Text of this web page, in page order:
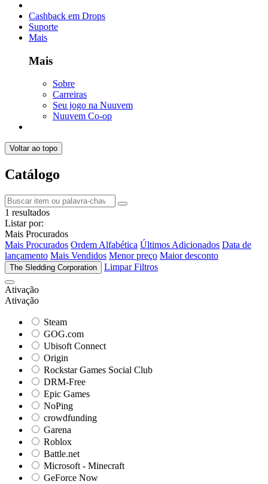
Cashback em Drops
Suporte
Mais
Mais
Sobre
Carreiras
Seu jogo na Nuuvem
Nuuvem Co-op
Voltar ao topo
Catálogo
1 resultados
Listar por:
Mais Procurados
Mais Procurados Ordem Alfabética Últimos Adicionados Data de
lançamento Mais Vendidos Menor preço Maior desconto
The Sledding Corporation Limpar Filtros
Ativação
Ativação
Steam
GOG.com
Ubisoft Connect
Origin
Rockstar Games Social Club
DRM-Free
Epic Games
NoPing
crowdfunding
Garena
Roblox
Battle.net
Microsoft - Minecraft
GeForce Now